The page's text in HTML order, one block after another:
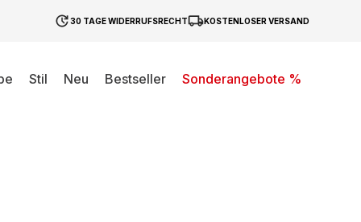
30 TAGE WIDERRUFSRECHT KOSTENLOSER VERSAND
Stil Neu Bestseller
Sonderangebote %